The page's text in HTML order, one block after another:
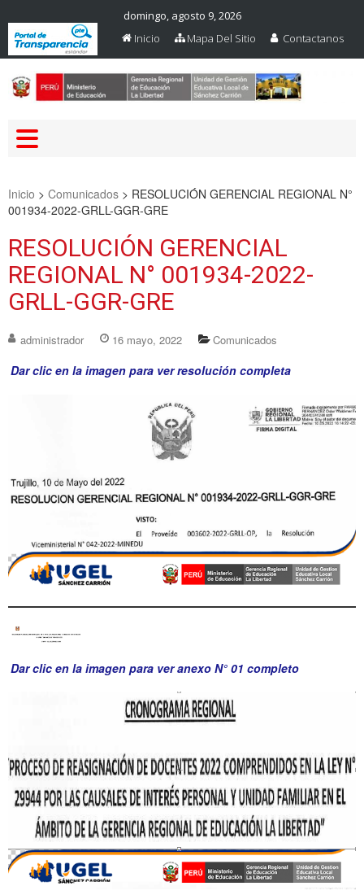
domingo, agosto 9, 2026
Inicio
Mapa Del Sitio Contactanos
Inicio > Comunicados > RESOLUCIÓN GERENCIAL REGIONAL N°
001934-2022-GRLL-GGR-GRE
RESOLUCIÓN GERENCIAL
REGIONAL N° 001934-2022-
GRLL-GGR-GRE
administrador 16 mayo, 2022 Comunicados
Dar clic en la imagen para ver resolución completa
Dar clic en la imagen para ver anexo N° 01 completo